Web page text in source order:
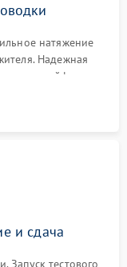
натяжение
Надежная
и шлейфов к
панелей, люка и
и сдача
тестового